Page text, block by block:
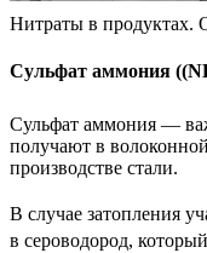
Нитраты в продуктах.
Сульфат аммония
Сульфат аммония —
получают в
производстве стали.
В случае затопления
в сероводород,